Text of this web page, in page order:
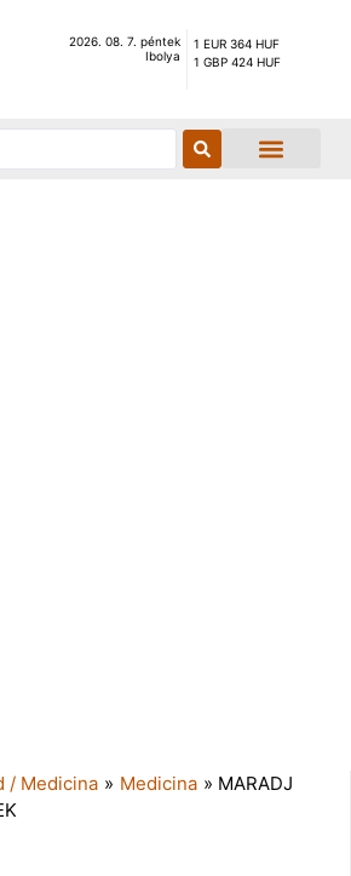
2026. 08. 7. péntek
Ibolya
1 EUR 364 HUF
1 GBP 424 HUF
/ Medicina » Medicina » MARADJ